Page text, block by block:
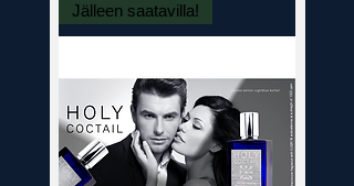
Jälleen saatavilla!